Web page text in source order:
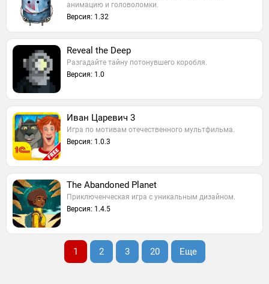
анимацию и головоломки.
Версия: 1.32
Reveal the Deep
Разгадайте тайну потонувшего коробля.
Версия: 1.0
Иван Царевич 3
Игра по мотивам отечественного мультфильма.
Версия: 1.0.3
The Abandoned Planet
Приключенческая игра с уникальным дизайном.
Версия: 1.4.5
1 2 3 20 Еще